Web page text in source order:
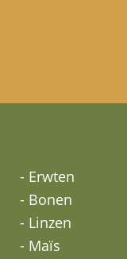
- Erwten
- Bonen
- Linzen
- Maïs